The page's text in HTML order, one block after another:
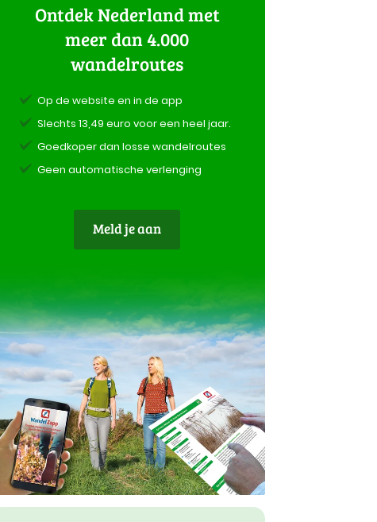
Ontdek Nederland met
meer dan 4.000
wandelroutes
Op de website en in de app
Slechts 13,49 euro voor een heel jaar.
Goedkoper dan losse wandelroutes
Geen automatische verlenging
Meld je aan